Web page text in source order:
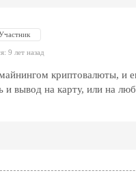
9 лет назад
криптовалюты, и
и вывод на карту, или на